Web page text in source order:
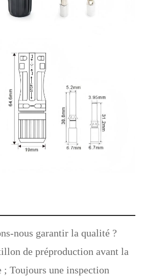
nous garantir la qualité ?
de préproduction avant la
; Toujours une inspection